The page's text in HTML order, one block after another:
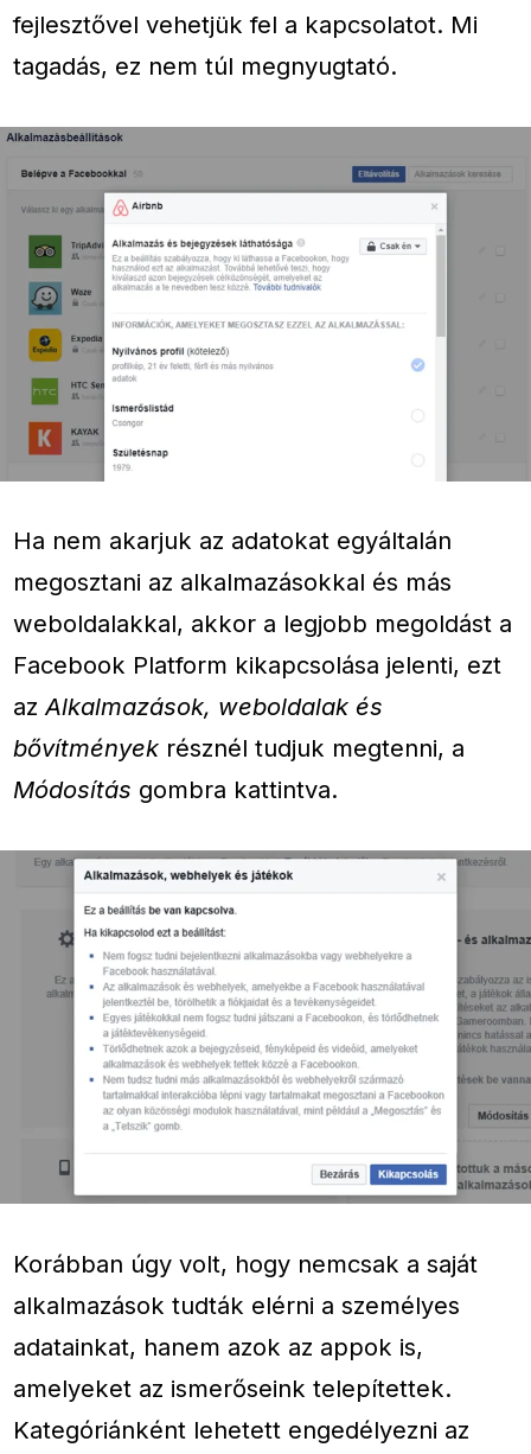
fejlesztővel vehetjük fel a kapcsolatot. Mi
tagadás, ez nem túl megnyugtató.
Ha nem akarjuk az adatokat egyáltalán
megosztani az alkalmazásokkal és más
weboldalakkal, akkor a legjobb megoldást a
Facebook Platform kikapcsolása jelenti, ezt
azAlkalmazások, weboldalak és
bővítmények résznél tudjuk megtenni, a
Módosítás gombra kattintva.
Korábban úgy volt, hogy nemcsak a saját
alkalmazások tudták elérni a személyes
adatainkat, hanem azok az appok is,
amelyeket az ismerőseink telepítettek.
Kategóriánként lehetett engedélyezni az